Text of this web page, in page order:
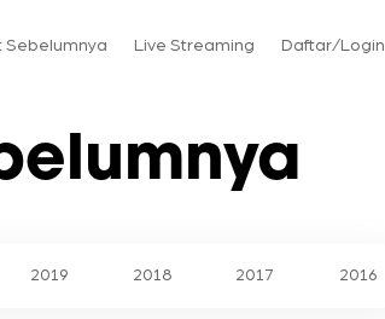
Sebelumnya Live Streaming Daftar/Login
2019 2018 2017 2016